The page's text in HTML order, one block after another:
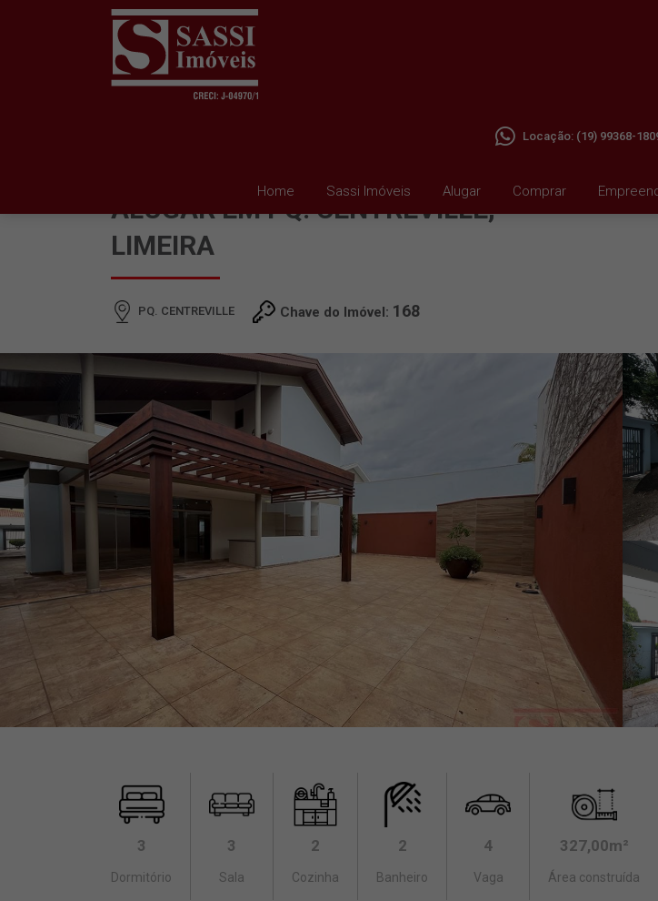
Home Sassi Imóveis Alugar Comprar
Locação: (19) 99368-
ALUGAR EM PQ. CENTREVILLE,
LIMEIRA
PQ. CENTREVILLE Chave do Imóvel: 168
3
Dormitório
3
Sala
2
Cozinha
2
Banheiro
4
Vaga
327,00m²
Área construída